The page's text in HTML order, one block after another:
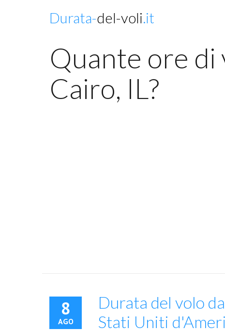
Durata-del-voli.it
Quante ore di
Cairo, IL?
8
AGO
Durata del volo
Stati Uniti